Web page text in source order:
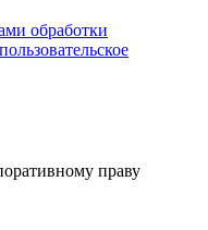
обработки
пользовательское
праву